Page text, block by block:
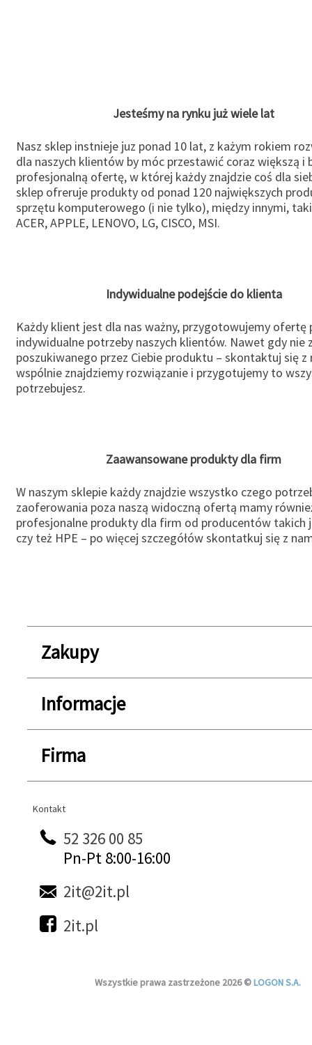
Jesteśmy na rynku już wiele lat
Nasz sklep instnieje juz ponad 10 lat, z każym rokiem
dla naszych klientów by móc przestawić coraz większą i
profesjonalną ofertę, w której każdy znajdzie coś dla
sklep ofreruje produkty od ponad 120 największych
sprzętu komputerowego (i nie tylko), między innymi,
ACER, APPLE, LENOVO, LG, CISCO, MSI.
Indywidualne podejście do klienta
Każdy klient jest dla nas ważny, przygotowujemy ofertę
indywidualne potrzeby naszych klientów. Nawet gdy nie
poszukiwanego przez Ciebie produktu – skontaktuj się z
wspólnie znajdziemy rozwiązanie i przygotujemy to
potrzebujesz.
Zaawansowane produkty dla firm
W naszym sklepie każdy znajdzie wszystko czego
zaoferowania poza naszą widoczną ofertą mamy
profesjonalne produkty dla firm od producentów takich
czy też HPE – po więcej szczegółów skontatkuj się z
Zakupy
Informacje
Firma
Kontakt
Kontakt
52 326 00 85
Pn-Pt 8:00-16:00
2it@2it.pl
2it.pl
Wszystkie prawa zastrzeżone 2026 ©LOGON S.A.